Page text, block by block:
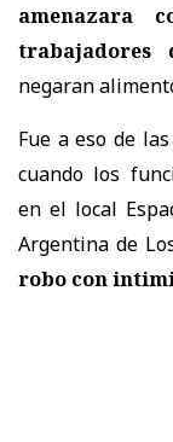
amenazara
trabajadores
negaran
Fue a eso de
cuando los
en el local
Argentina de
robo con